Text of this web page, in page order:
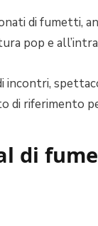
di fumetti,
pop e
incontri,
riferimento
di